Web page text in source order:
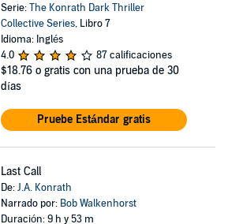
Serie:The Konrath Dark Thriller
Collective Series, Libro 7
Idioma: Inglés
4.0
87 calificaciones
$18.76 o gratis con una prueba de 30
días
Pruebe Estándar gratis
Last Call
De:J.A. Konrath
Narrado por: Bob Walkenhorst
Duración: 9 h y 53 m